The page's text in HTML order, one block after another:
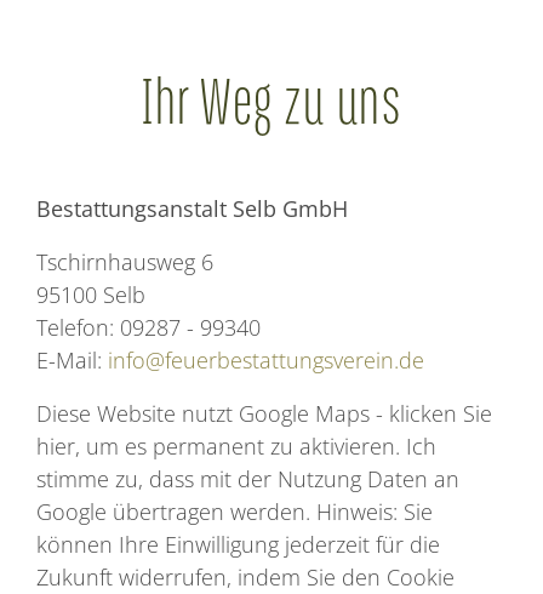
Ihr Weg zu uns
Bestattungsanstalt Selb GmbH
Tschirnhausweg 6
95100 Selb
Telefon: 09287 - 99340
E-Mail: info@feuerbestattungsverein.de
Diese Website nutzt Google Maps - klicken Sie
hier, um es permanent zu aktivieren. Ich
stimme zu, dass mit der Nutzung Daten an
Google übertragen werden. Hinweis: Sie
können Ihre Einwilligung jederzeit für die
Zukunft widerrufen, indem Sie den Cookie